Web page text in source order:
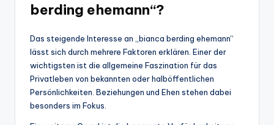
berding ehemann“?
Das steigende Interesse an „bianca berding ehemann“
lässt sich durch mehrere Faktoren erklären. Einer der
wichtigsten ist die allgemeine Faszination für das
Privatleben von bekannten oder halböffentlichen
Persönlichkeiten. Beziehungen und Ehen stehen dabei
besonders im Fokus.